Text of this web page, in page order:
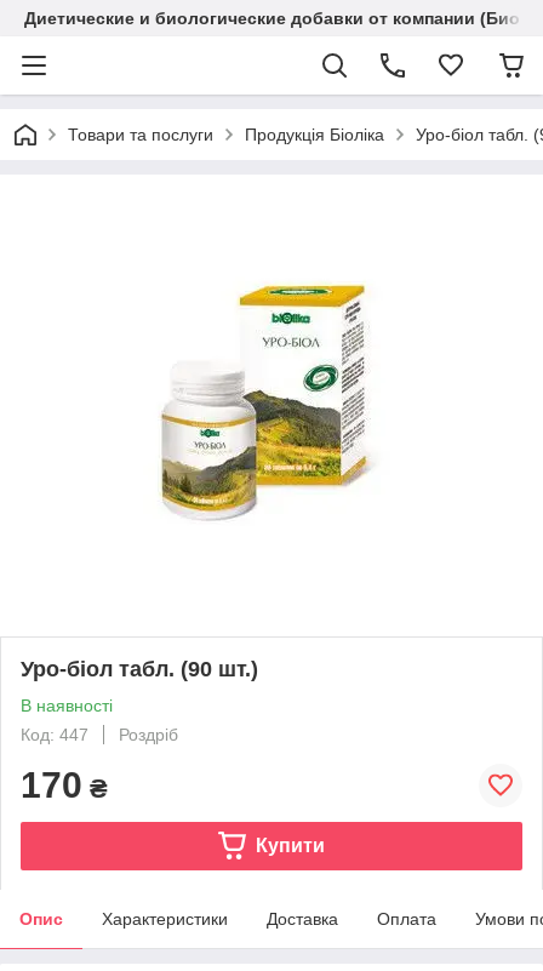
Диетические и биологические добавки от компании
Товари та послуги Продукція Біоліка Уро-біол табл.
Уро-біол табл. (90 шт.)
В наявності
Код: 447
Роздріб
170 ₴
Купити
Опис Характеристики Доставка Оплата Умови